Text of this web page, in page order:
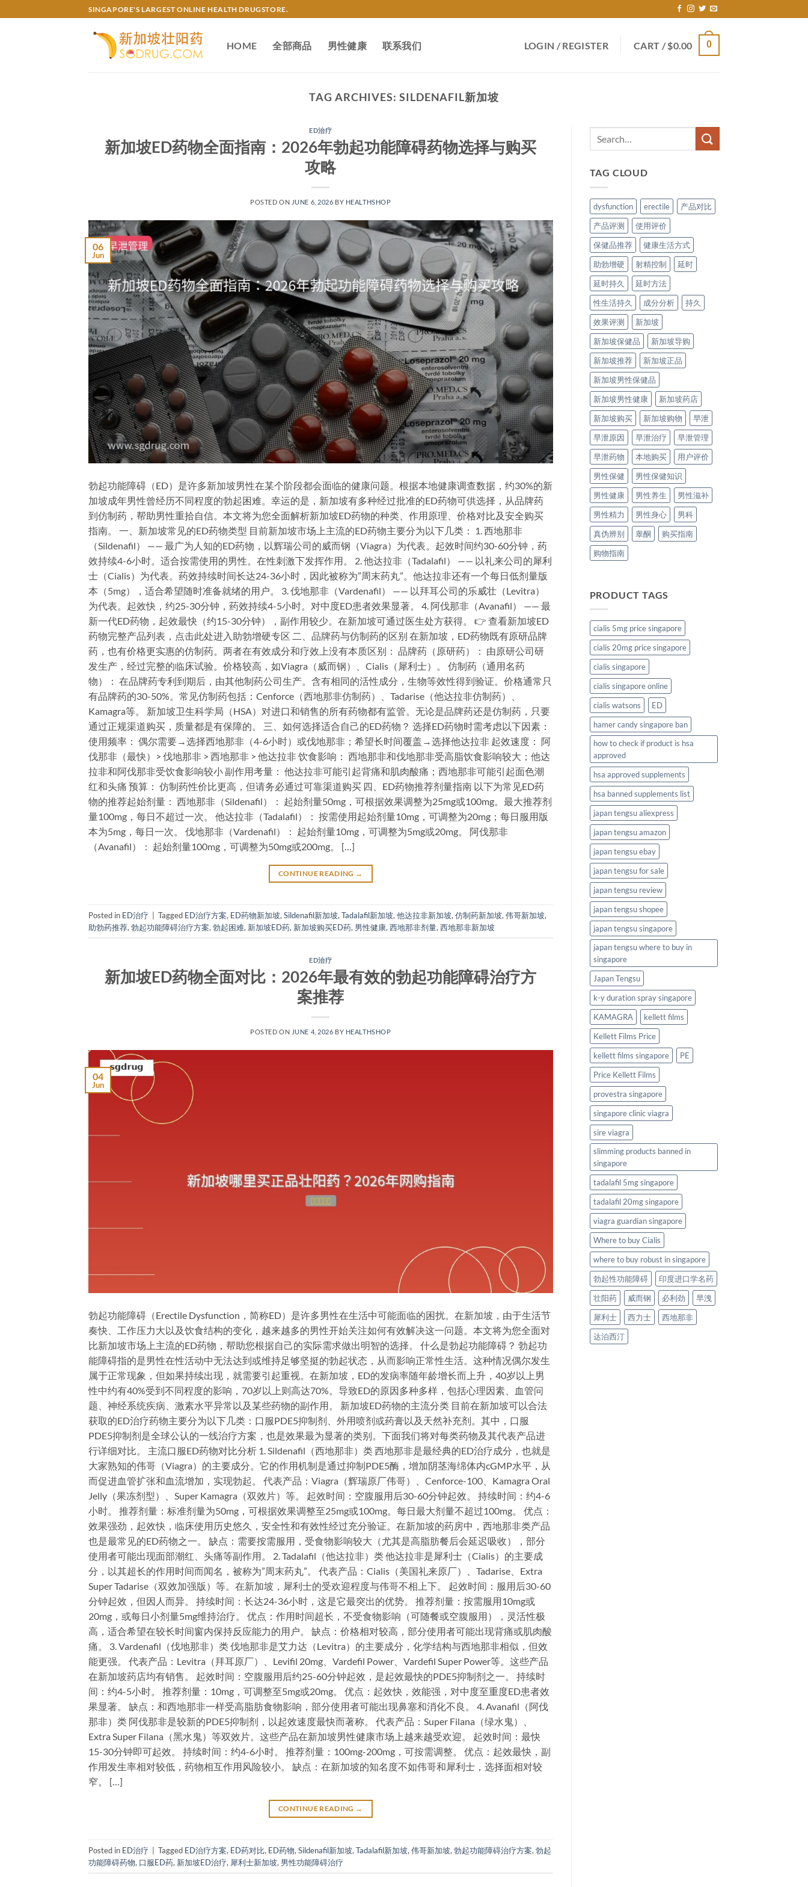
to
SINGAPORE'S LARGEST ONLINE HEALTH DRUGSTORE.
HOME 全部商品 男性健康 联系我们 LOGIN / REGISTER CART /$0.00 0
TAG ARCHIVES: SILDENAFIL新加坡
ED治疗
新加坡ED药物全面指南：2026年勃起功能障碍药物选择与购买
攻略
POSTED ON JUNE 6, 2026 BY HEALTHSHOP
06
Jun
勃起功能障碍（ED）是许多新加坡男性在某个阶段都会面临的健康问题。根据本地健康调查数据，约30%的新
加坡成年男性曾经历不同程度的勃起困难。幸运的是，新加坡有多种经过批准的ED药物可供选择，从品牌药
到仿制药，帮助男性重拾自信。本文将为您全面解析新加坡ED药物的种类、作用原理、价格对比及安全购买
指南。 一、新加坡常见的ED药物类型 目前新加坡市场上主流的ED药物主要分为以下几类： 1. 西地那非
（Sildenafil） —— 最广为人知的ED药物，以辉瑞公司的威而钢（Viagra）为代表。起效时间约30-60分钟，药
效持续4-6小时。适合按需使用的男性。在性刺激下发挥作用。 2. 他达拉非（Tadalafil） —— 以礼来公司的犀利
士（Cialis）为代表。药效持续时间长达24-36小时，因此被称为”周末药丸”。他达拉非还有一个每日低剂量版
本（5mg），适合希望随时准备就绪的用户。 3. 伐地那非（Vardenafil） —— 以拜耳公司的乐威壮（Levitra）
为代表。起效快，约25-30分钟，药效持续4-5小时。对中度ED患者效果显著。 4. 阿伐那非（Avanafil） —— 最
新一代ED药物，起效最快（约15-30分钟），副作用较少。在新加坡可通过医生处方获得。 👉 查看新加坡ED
药物完整产品列表，点击此处进入助勃增硬专区 二、品牌药与仿制药的区别 在新加坡，ED药物既有原研品牌
药，也有价格更实惠的仿制药。两者在有效成分和疗效上没有本质区别： 品牌药（原研药）： 由原研公司研
发生产，经过完整的临床试验。价格较高，如Viagra（威而钢）、Cialis（犀利士）。 仿制药（通用名药
物）： 在品牌药专利到期后，由其他制药公司生产。含有相同的活性成分，生物等效性得到验证。价格通常只
有品牌药的30-50%。常见仿制药包括：Cenforce（西地那非仿制药）、Tadarise（他达拉非仿制药）、
Kamagra等。 新加坡卫生科学局（HSA）对进口和销售的所有药物都有监管。无论是品牌药还是仿制药，只要
通过正规渠道购买，质量都是有保障的。 三、如何选择适合自己的ED药物？ 选择ED药物时需考虑以下因素：
使用频率： 偶尔需要→选择西地那非（4-6小时）或伐地那非；希望长时间覆盖→选择他达拉非 起效速度： 阿
伐那非（最快）> 伐地那非 > 西地那非 > 他达拉非 饮食影响： 西地那非和伐地那非受高脂饮食影响较大；他达
拉非和阿伐那非受饮食影响较小 副作用考量： 他达拉非可能引起背痛和肌肉酸痛；西地那非可能引起面色潮
红和头痛 预算： 仿制药性价比更高，但请务必通过可靠渠道购买 四、ED药物推荐剂量指南 以下为常见ED药
物的推荐起始剂量： 西地那非（Sildenafil）： 起始剂量50mg，可根据效果调整为25mg或100mg。最大推荐剂
量100mg，每日不超过一次。 他达拉非（Tadalafil）： 按需使用起始剂量10mg，可调整为20mg；每日服用版
本为5mg，每日一次。 伐地那非（Vardenafil）： 起始剂量10mg，可调整为5mg或20mg。 阿伐那非
（Avanafil）： 起始剂量100mg，可调整为50mg或200mg。 […]
CONTINUE READING →
Posted in ED治疗 | Tagged ED治疗方案, ED药物新加坡, Sildenafil新加坡, Tadalafil新加坡, 他达拉非新加坡, 仿制药新加坡, 伟哥新加坡,
助勃药推荐, 勃起功能障碍治疗方案, 勃起困难, 新加坡ED药, 新加坡购买ED药, 男性健康, 西地那非剂量, 西地那非新加坡
ED治疗
新加坡ED药物全面对比：2026年最有效的勃起功能障碍治疗方
案推荐
POSTED ON JUNE 4, 2026 BY HEALTHSHOP
04
Jun
勃起功能障碍（Erectile Dysfunction，简称ED）是许多男性在生活中可能面临的困扰。在新加坡，由于生活节
奏快、工作压力大以及饮食结构的变化，越来越多的男性开始关注如何有效解决这一问题。本文将为您全面对
比新加坡市场上主流的ED药物，帮助您根据自己的实际需求做出明智的选择。 什么是勃起功能障碍？ 勃起功
能障碍指的是男性在性活动中无法达到或维持足够坚挺的勃起状态，从而影响正常性生活。这种情况偶尔发生
属于正常现象，但如果持续出现，就需要引起重视。在新加坡，ED的发病率随年龄增长而上升，40岁以上男
性中约有40%受到不同程度的影响，70岁以上则高达70%。导致ED的原因多种多样，包括心理因素、血管问
题、神经系统疾病、激素水平异常以及某些药物的副作用。 新加坡ED药物的主流分类 目前在新加坡可以合法
获取的ED治疗药物主要分为以下几类：口服PDE5抑制剂、外用喷剂或药膏以及天然补充剂。其中，口服
PDE5抑制剂是全球公认的一线治疗方案，也是效果最为显著的类别。下面我们将对每类药物及其代表产品进
行详细对比。 主流口服ED药物对比分析 1. Sildenafil（西地那非）类 西地那非是最经典的ED治疗成分，也就是
大家熟知的伟哥（Viagra）的主要成分。它的作用机制是通过抑制PDE5酶，增加阴茎海绵体内cGMP水平，从
而促进血管扩张和血流增加，实现勃起。 代表产品：Viagra（辉瑞原厂伟哥）、Cenforce-100、Kamagra Oral
Jelly（果冻剂型）、Super Kamagra（双效片）等。 起效时间：空腹服用后30-60分钟起效。 持续时间：约4-6
小时。 推荐剂量：标准剂量为50mg，可根据效果调整至25mg或100mg。每日最大剂量不超过100mg。 优点：
效果强劲，起效快，临床使用历史悠久，安全性和有效性经过充分验证。在新加坡的药房中，西地那非类产品
也是最常见的ED药物之一。 缺点：需要按需服用，受食物影响较大（尤其是高脂肪餐后会延迟吸收），部分
使用者可能出现面部潮红、头痛等副作用。 2. Tadalafil（他达拉非）类 他达拉非是犀利士（Cialis）的主要成
分，以其超长的作用时间而闻名，被称为”周末药丸”。 代表产品：Cialis（美国礼来原厂）、Tadarise、Extra
Super Tadarise（双效加强版）等。在新加坡，犀利士的受欢迎程度与伟哥不相上下。 起效时间：服用后30-60
分钟起效，但因人而异。 持续时间：长达24-36小时，这是它最突出的优势。 推荐剂量：按需服用10mg或
20mg，或每日小剂量5mg维持治疗。 优点：作用时间超长，不受食物影响（可随餐或空腹服用），灵活性极
高，适合希望在较长时间窗内保持反应能力的用户。 缺点：价格相对较高，部分使用者可能出现背痛或肌肉酸
痛。 3. Vardenafil（伐地那非）类 伐地那非是艾力达（Levitra）的主要成分，化学结构与西地那非相似，但效
能更强。 代表产品：Levitra（拜耳原厂）、Levifil 20mg、Vardefil Power、Vardefil Super Power等。这些产品
在新加坡药店均有销售。 起效时间：空腹服用后约25-60分钟起效，是起效最快的PDE5抑制剂之一。 持续时
间：约4-5小时。 推荐剂量：10mg，可调整至5mg或20mg。 优点：起效快，效能强，对中度至重度ED患者效
果显著。 缺点：和西地那非一样受高脂肪食物影响，部分使用者可能出现鼻塞和消化不良。 4. Avanafil（阿伐
那非）类 阿伐那非是较新的PDE5抑制剂，以起效速度最快而著称。 代表产品：Super Filana（绿水鬼）、
Extra Super Filana（黑水鬼）等双效片。这些产品在新加坡男性健康市场上越来越受欢迎。 起效时间：最快
15-30分钟即可起效。 持续时间：约4-6小时。 推荐剂量：100mg-200mg，可按需调整。 优点：起效最快，副
作用发生率相对较低，药物相互作用风险较小。 缺点：在新加坡的知名度不如伟哥和犀利士，选择面相对较
窄。 […]
CONTINUE READING →
Posted in ED治疗 | Tagged ED治疗方案, ED药对比, ED药物, Sildenafil新加坡, Tadalafil新加坡, 伟哥新加坡, 勃起功能障碍治疗方案, 勃起
功能障碍药物, 口服ED药, 新加坡ED治疗, 犀利士新加坡, 男性功能障碍治疗
TAG CLOUD
dysfunction erectile
产品对比
产品评测
使用评价
保健品推荐
健康生活方式
助勃增硬
射精控制
延时
延时持久
延时方法
性生活持久
成分分析
持久
效果评测
新加坡
新加坡保健品
新加坡导购
新加坡推荐
新加坡正品
新加坡男性保健品
新加坡男性健康
新加坡药店
新加坡购买
新加坡购物
早泄
早泄原因
早泄治疗
早泄管理
早泄药物
本地购买
用户评价
男性保健
男性保健知识
男性健康
男性养生
男性滋补
男性精力
男性身心
男科
真伪辨别
睾酮
购买指南
购物指南
PRODUCT TAGS
cialis 5mg price singapore
cialis 20mg price singapore
cialis singapore
cialis singapore online
cialis watsons
ED
hamer candy singapore ban
how to check if product is hsa
approved
hsa approved supplements
hsa banned supplements list
japan tengsu aliexpress
japan tengsu amazon
japan tengsu ebay
japan tengsu for sale
japan tengsu review
japan tengsu shopee
japan tengsu singapore
japan tengsu where to buy in
singapore
Japan Tengsu
k-y duration spray singapore
KAMAGRA
kellett films
Kellett Films Price
kellett films singapore
PE
Price Kellett Films
provestra singapore
singapore clinic viagra
sire viagra
slimming products banned in
singapore
tadalafil 5mg singapore
tadalafil 20mg singapore
viagra guardian singapore
Where to buy Cialis
where to buy robust in singapore
勃起性功能障碍
印度进口学名药
壮阳药
威而钢 必利劲
早洩
犀利士
西力士
西地那非
达泊西汀